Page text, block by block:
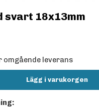
svart 18x13mm
omgående leverans
Lägg i varukorgen